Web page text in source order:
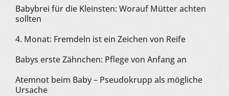
Babybrei für die Kleinsten: Worauf Mütter achten
sollten
4. Monat: Fremdeln ist ein Zeichen von Reife
Babys erste Zähnchen: Pflege von Anfang an
Atemnot beim Baby – Pseudokrupp als mögliche
Ursache